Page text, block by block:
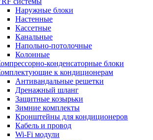
Наружные блоки
Настенные
Кассетные
Канальные
Напольно-потолочные
Колонные
конденсаторные блоки
к кондиционерам
Антивандальные решетки
Дренажный шланг
Защитные козырьки
Зимние комплекты
Кронштейны для кондиционеров
Кабель и провод
Wi-Fi модули